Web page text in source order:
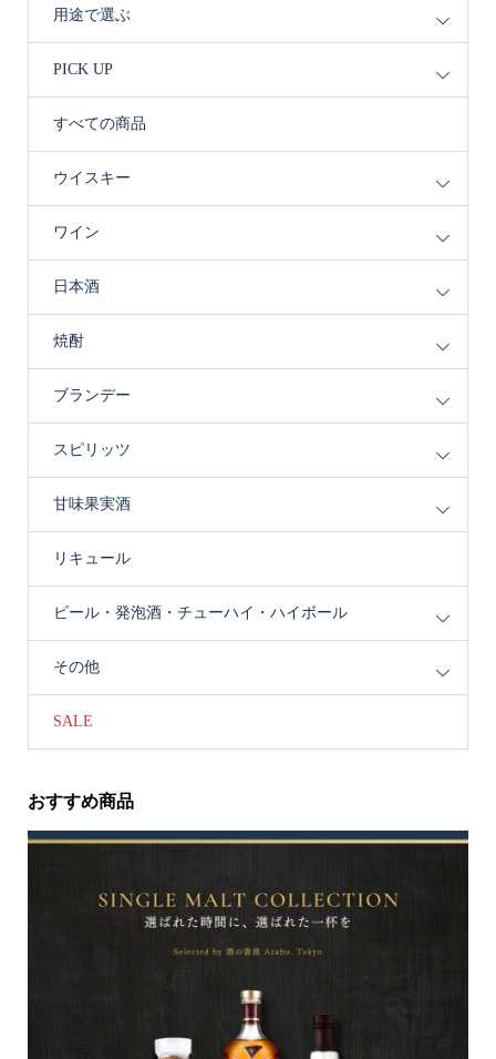
用途で選ぶ
PICK UP
すべての商品
ウイスキー
ワイン
日本酒
焼酎
ブランデー
スピリッツ
甘味果実酒
リキュール
ビール・発泡酒・チューハイ・ハイボール
その他
SALE
おすすめ商品